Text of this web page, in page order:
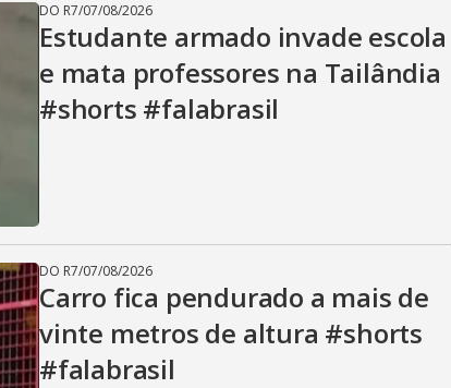
DO R7/07/08/2026
Estudante armado invade escola
e mata professores na Tailândia
#shorts #falabrasil
DO R7/07/08/2026
Carro fica pendurado a mais de
vinte metros de altura #shorts
#falabrasil